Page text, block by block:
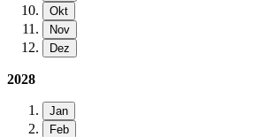
Okt
Nov
Dez
2028
Jan
Feb